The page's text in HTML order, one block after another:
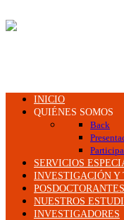
INICIO
QUIÉNES SOMOS
Back
SERVICIOS
INVESTIGACIÓN Y
POSDOCTORANTES
NUESTROS
INVESTIGADORES